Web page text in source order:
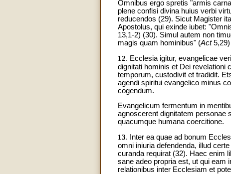
Omnibus ergo spretis "armis
plene confisi divina huius verbi
reducendos (29). Sicut Magister
Apostolus, qui exinde iubet:
13,1-2) (30). Simul autem non
magis quam hominibus" (Act5,29)
12. Ecclesia igitur, evangelicae
dignitati hominis et Dei revelationi
temporum, custodivit et tradidit.
agendi spiritui evangelico minus
cogendum.
Evangelicum fermentum in
agnoscerent dignitatem personae
quacumque humana coercitione.
13. Inter ea quae ad bonum
omni iniuria defendenda, illud
curanda requirat (32). Haec enim
sane adeo propria est, ut qui eam
relationibus inter Ecclesiam et